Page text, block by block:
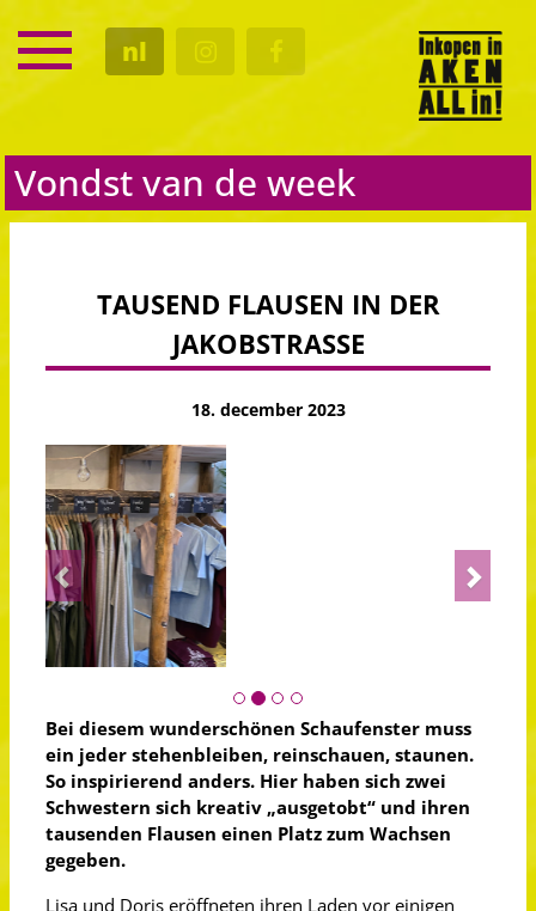
nl
SERVICE
KALENDER
Vondst van de week
TAUSEND FLAUSEN IN DER
JAKOBSTRASSE
18. december 2023
Previous Next
Bei diesem wunderschönen Schaufenster muss
ein jeder stehenbleiben, reinschauen, staunen.
So inspirierend anders. Hier haben sich zwei
Schwestern sich kreativ „ausgetobt“ und ihren
tausenden Flausen einen Platz zum Wachsen
gegeben.
Lisa und Doris eröffneten ihren Laden vor einigen